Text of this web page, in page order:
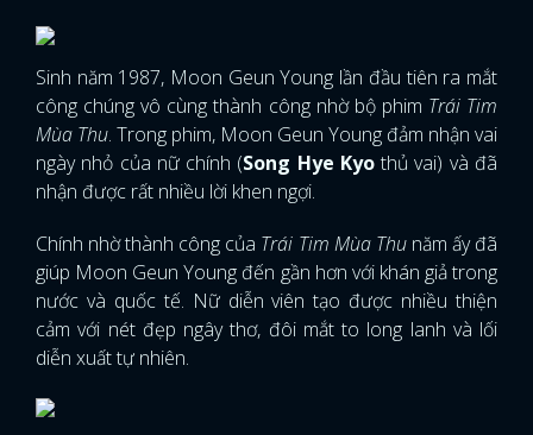
Sinh năm 1987, Moon Geun Young lần đầu tiên ra mắt
công chúng vô cùng thành công nhờ bộ phim Trái Tim
Mùa Thu. Trong phim, Moon Geun Young đảm nhận vai
ngày nhỏ của nữ chính (Song Hye Kyothủ vai) và đã
nhận được rất nhiều lời khen ngợi.
Chính nhờ thành công của Trái Tim Mùa Thunăm ấy đã
giúp Moon Geun Young đến gần hơn với khán giả trong
nước và quốc tế. Nữ diễn viên tạo được nhiều thiện
cảm với nét đẹp ngây thơ, đôi mắt to long lanh và lối
diễn xuất tự nhiên.